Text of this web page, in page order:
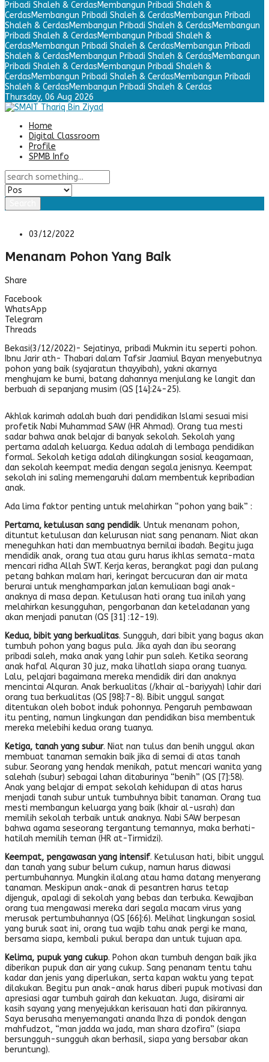
Pribadi Shaleh & CerdasMembangun Pribadi Shaleh &
CerdasMembangun Pribadi Shaleh & CerdasMembangun Pribadi
Shaleh & CerdasMembangun Pribadi Shaleh & CerdasMembangun
Pribadi Shaleh & CerdasMembangun Pribadi Shaleh &
CerdasMembangun Pribadi Shaleh & CerdasMembangun Pribadi
Shaleh & CerdasMembangun Pribadi Shaleh & CerdasMembangun
Pribadi Shaleh & CerdasMembangun Pribadi Shaleh &
CerdasMembangun Pribadi Shaleh & CerdasMembangun Pribadi
Shaleh & CerdasMembangun Pribadi Shaleh & Cerdas
Thursday, 06 Aug 2026
Home
Digital Classroom
Profile
SPMB Info
03/12/2022
Menanam Pohon Yang Baik
Share
Facebook
WhatsApp
Telegram
Threads
Bekasi(3/12/2022)- Sejatinya, pribadi Mukmin itu seperti pohon.
Ibnu Jarir ath- Thabari dalam Tafsir Jaamiul Bayan menyebutnya
pohon yang baik (syajaratun thayyibah), yakni akarnya
menghujam ke bumi, batang dahannya menjulang ke langit dan
berbuah di sepanjang musim (QS [14]:24-25).
Akhlak karimah adalah buah dari pendidikan Islami sesuai misi
profetik Nabi Muhammad SAW (HR Ahmad). Orang tua mesti
sadar bahwa anak belajar di banyak sekolah. Sekolah yang
pertama adalah keluarga. Kedua adalah di lembaga pendidikan
formal. Sekolah ketiga adalah dilingkungan sosial keagamaan,
dan sekolah keempat media dengan segala jenisnya. Keempat
sekolah ini saling memengaruhi dalam membentuk kepribadian
anak.
Ada lima faktor penting untuk melahirkan “pohon yang baik” :
Pertama, ketulusan sang pendidik. Untuk menanam pohon,
dituntut ketulusan dan kelurusan niat sang penanam. Niat akan
meneguhkan hati dan membuatnya bernilai ibadah. Begitu juga
mendidik anak, orang tua atau guru harus ikhlas semata-mata
mencari ridha Allah SWT. Kerja keras, berangkat pagi dan pulang
petang bahkan malam hari, keringat bercucuran dan air mata
berurai untuk menghamparkan jalan kemuliaan bagi anak-
anaknya di masa depan. Ketulusan hati orang tua inilah yang
melahirkan kesungguhan, pengorbanan dan keteladanan yang
akan menjadi panutan (QS [31] :12-19).
Kedua, bibit yang berkualitas. Sungguh, dari bibit yang bagus akan
tumbuh pohon yang bagus pula. Jika ayah dan ibu seorang
pribadi saleh, maka anak yang lahir pun saleh. Ketika seorang
anak hafal Alquran 30 juz, maka lihatlah siapa orang tuanya.
Lalu, pelajari bagaimana mereka mendidik diri dan anaknya
mencintai Alquran. Anak berkualitas (/khair al-bariyyah) lahir dari
orang tua berkualitas (QS [98]:7-8). Bibit unggul sangat
ditentukan oleh bobot induk pohonnya. Pengaruh pembawaan
itu penting, namun lingkungan dan pendidikan bisa membentuk
mereka melebihi kedua orang tuanya.
Ketiga, tanah yang subur. Niat nan tulus dan benih unggul akan
membuat tanaman semakin baik jika di semai di atas tanah
subur. Seorang yang hendak menikah, patut mencari wanita yang
salehah (subur) sebagai lahan ditaburinya “benih” (QS [7]:58).
Anak yang belajar di empat sekolah kehidupan di atas harus
menjadi tanah subur untuk tumbuhnya bibit tanaman. Orang tua
mesti membangun keluarga yang baik (khair al-usrah) dan
memilih sekolah terbaik untuk anaknya. Nabi SAW berpesan
bahwa agama seseorang tergantung temannya, maka berhati-
hatilah memilih teman (HR at-Tirmidzi).
Keempat, pengawasan yang intensif. Ketulusan hati, bibit unggul
dan tanah yang subur belum cukup, namun harus diawasi
pertumbuhannya. Mungkin ilalang atau hama datang menyerang
tanaman. Meskipun anak-anak di pesantren harus tetap
dijenguk, apalagi di sekolah yang bebas dan terbuka. Kewajiban
orang tua mengawasi mereka dari segala macam virus yang
merusak pertumbuhannya (QS [66]:6). Melihat lingkungan sosial
yang buruk saat ini, orang tua wajib tahu anak pergi ke mana,
bersama siapa, kembali pukul berapa dan untuk tujuan apa.
Kelima, pupuk yang cukup. Pohon akan tumbuh dengan baik jika
diberikan pupuk dan air yang cukup. Sang penanam tentu tahu
kadar dan jenis yang diperlukan, serta kapan waktu yang tepat
dilakukan. Begitu pun anak-anak harus diberi pupuk motivasi dan
apresiasi agar tumbuh gairah dan kekuatan. Juga, disirami air
kasih sayang yang menyejukkan kerisauan hati dan pikirannya.
Saya berusaha menyemangati ananda Ihza di pondok dengan
mahfudzot, “man jadda wa jada, man shara dzofira” (siapa
bersungguh-sungguh akan berhasil, siapa yang bersabar akan
beruntung).